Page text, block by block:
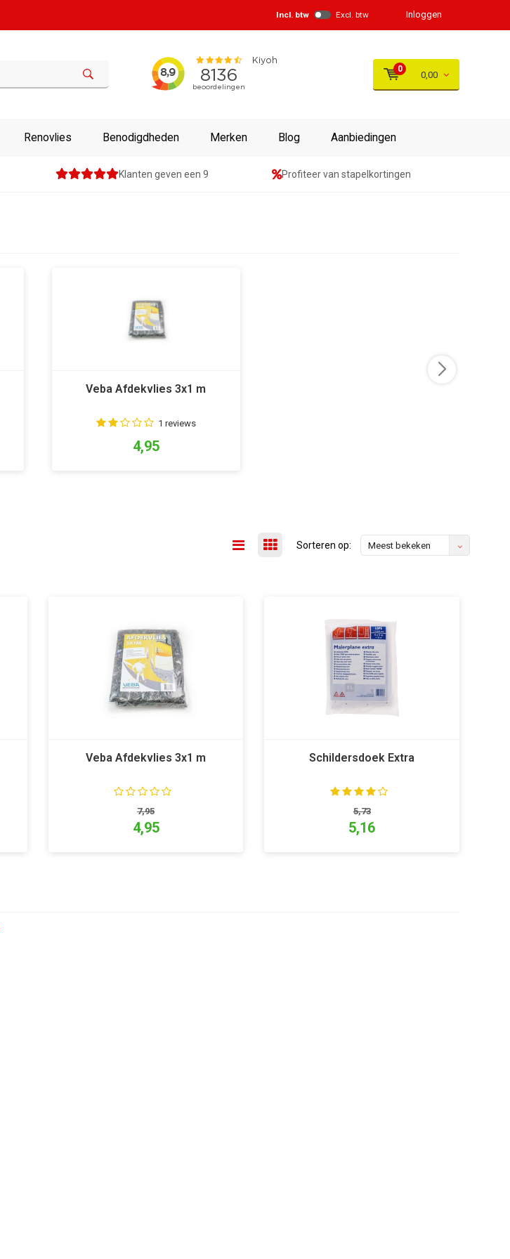
Incl. btw Excl. btw Inloggen
0
0,00
Renovlies Benodigdheden Merken Blog Aanbiedingen
Klanten geven een 9 Profiteer van stapelkortingen
Veba Afdekvlies 3x1 m
1 reviews
4,95
Sorteren op: Meest bekeken
Veba Afdekvlies 3x1 m
7,95
4,95
Schildersdoek Extra
5,73
5,16